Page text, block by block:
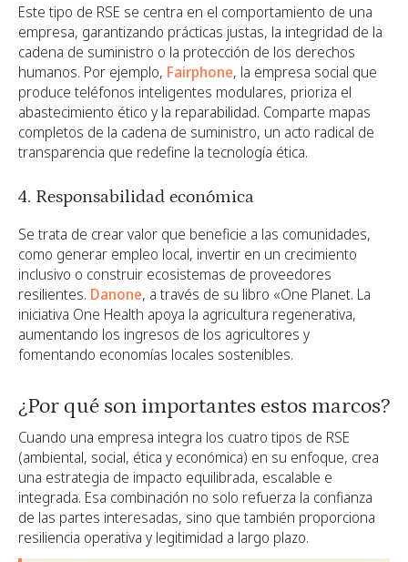
Este tipo de RSE se centra en el comportamiento de una
empresa, garantizando prácticas justas, la integridad de la
cadena de suministro o la protección de los derechos
humanos. Por ejemplo, Fairphone, la empresa social que
produce teléfonos inteligentes modulares, prioriza el
abastecimiento ético y la reparabilidad. Comparte mapas
completos de la cadena de suministro, un acto radical de
transparencia que redefine la tecnología ética.
4. Responsabilidad económica
Se trata de crear valor que beneficie a las comunidades,
como generar empleo local, invertir en un crecimiento
inclusivo o construir ecosistemas de proveedores
resilientes. Danone, a través de su libro «One Planet. La
iniciativa One Health apoya la agricultura regenerativa,
aumentando los ingresos de los agricultores y
fomentando economías locales sostenibles.
¿Por qué son importantes estos marcos?
Cuando una empresa integra los cuatro tipos de RSE
(ambiental, social, ética y económica) en su enfoque, crea
una estrategia de impacto equilibrada, escalable e
integrada. Esa combinación no solo refuerza la confianza
de las partes interesadas, sino que también proporciona
resiliencia operativa y legitimidad a largo plazo.